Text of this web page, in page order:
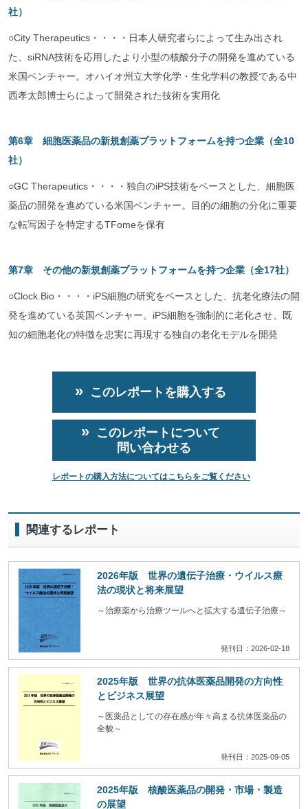
社）
○City Therapeutics・・・・日本人研究者らによって生み出され
た、siRNA技術を応用したより小型の核酸分子の開発を進めている
米国ベンチャー。オハイオ州立大学化学・生化学科の教授である中
西孝太郎博士らによって開発された技術を実用化
第6章 細胞医薬品の新規創薬プラットフォームを持つ企業（全10
社）
○GC Therapeutics・・・・独自のiPS技術をベースとした、細胞医
薬品の開発を進めている米国ベンチャー。目的の細胞の分化に重要
な転写因子を特定するTFomeを保有
第7章 その他の新規創薬プラットフォームを持つ企業（全17社）
○Clock.Bio・・・・iPS細胞の研究をベースとした、抗老化療法の開
発を進めている英国ベンチャー。iPS細胞を強制的に老化させ、既
知の細胞老化の特徴を忠実に再現する独自の老化モデルを開発
このレポートを購入する
このレポートについて
問い合わせる
レポートの購入方法についてはこちらをご覧ください
関連するレポート
2026年版 世界の遺伝子治療・ウイルス療
法の現状と将来展望
～治療薬から治療ツールへと拡大する遺伝子治療～
発刊日：2026-02-18
2025年版 世界の抗体医薬品開発の方向性
とビジネス展望
～医薬品としての存在感が年々高まる抗体医薬品の
全貌～
発刊日：2025-09-05
2025年版 核酸医薬品の開発・市場・製造
の展望